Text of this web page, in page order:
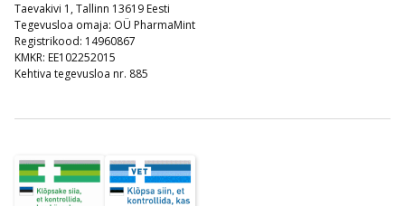
Taevakivi 1, Tallinn 13619 Eesti
Tegevusloa omaja: OÜ PharmaMint
Registrikood: 14960867
KMKR: EE102252015
Kehtiva tegevusloa nr. 885